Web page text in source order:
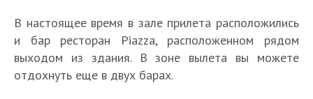
В настоящее время в зале прилета расположились
и бар ресторан Piazza, расположенном рядом
выходом из здания. В зоне вылета вы можете
отдохнуть еще в двух барах.